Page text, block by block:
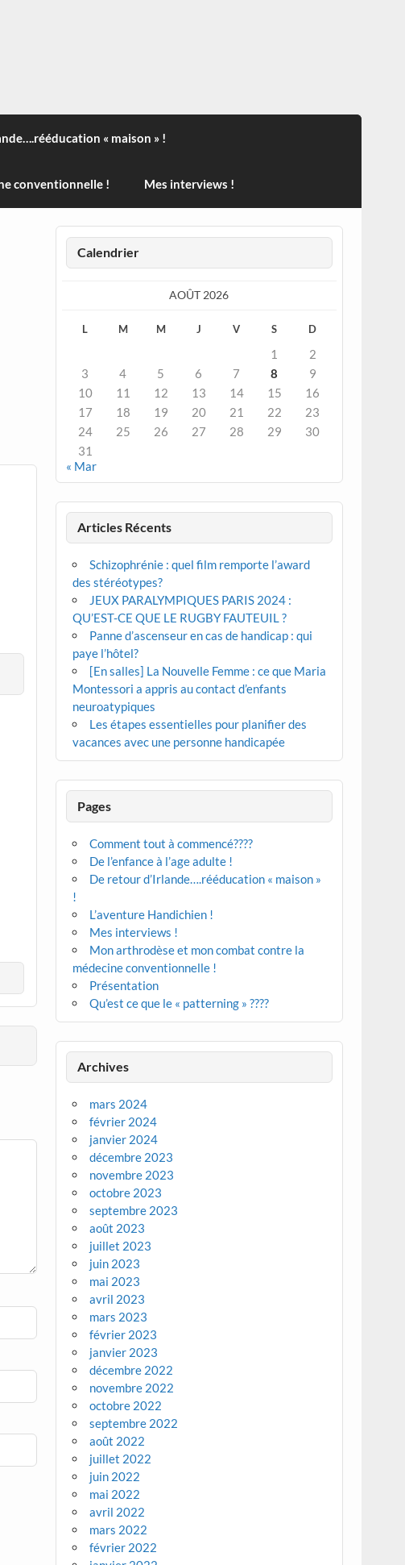
de l'handisport , des actualités sur la santé, sur les vaccins, de
« maison » !
conventionnelle ! Mes interviews !
Calendrier
AOÛT 2026
L M M J V S D
1
2
3
4 5 6 7 8
9
10
11 12 13 14 15
16
17
18 19 20 21 22
23
24
25 26 27 28 29
30
31
« Mar
Articles Récents
Schizophrénie : quel film remporte l’award
des stéréotypes?
JEUX PARALYMPIQUES PARIS 2024 :
QU’EST-CE QUE LE RUGBY FAUTEUIL ?
Panne d’ascenseur en cas de handicap : qui
paye l’hôtel?
[En salles] La Nouvelle Femme : ce que Maria
Montessori a appris au contact d’enfants
neuroatypiques
Les étapes essentielles pour planifier des
vacances avec une personne handicapée
Pages
Comment tout à commencé????
De l’enfance à l’age adulte !
De retour d’Irlande….rééducation « maison »
!
L’aventure Handichien !
Mes interviews !
Mon arthrodèse et mon combat contre la
médecine conventionnelle !
Présentation
Qu’est ce que le « patterning » ????
Archives
mars 2024
février 2024
janvier 2024
décembre 2023
novembre 2023
octobre 2023
septembre 2023
août 2023
juillet 2023
juin 2023
mai 2023
avril 2023
mars 2023
février 2023
janvier 2023
décembre 2022
novembre 2022
octobre 2022
septembre 2022
août 2022
juillet 2022
juin 2022
mai 2022
avril 2022
mars 2022
février 2022